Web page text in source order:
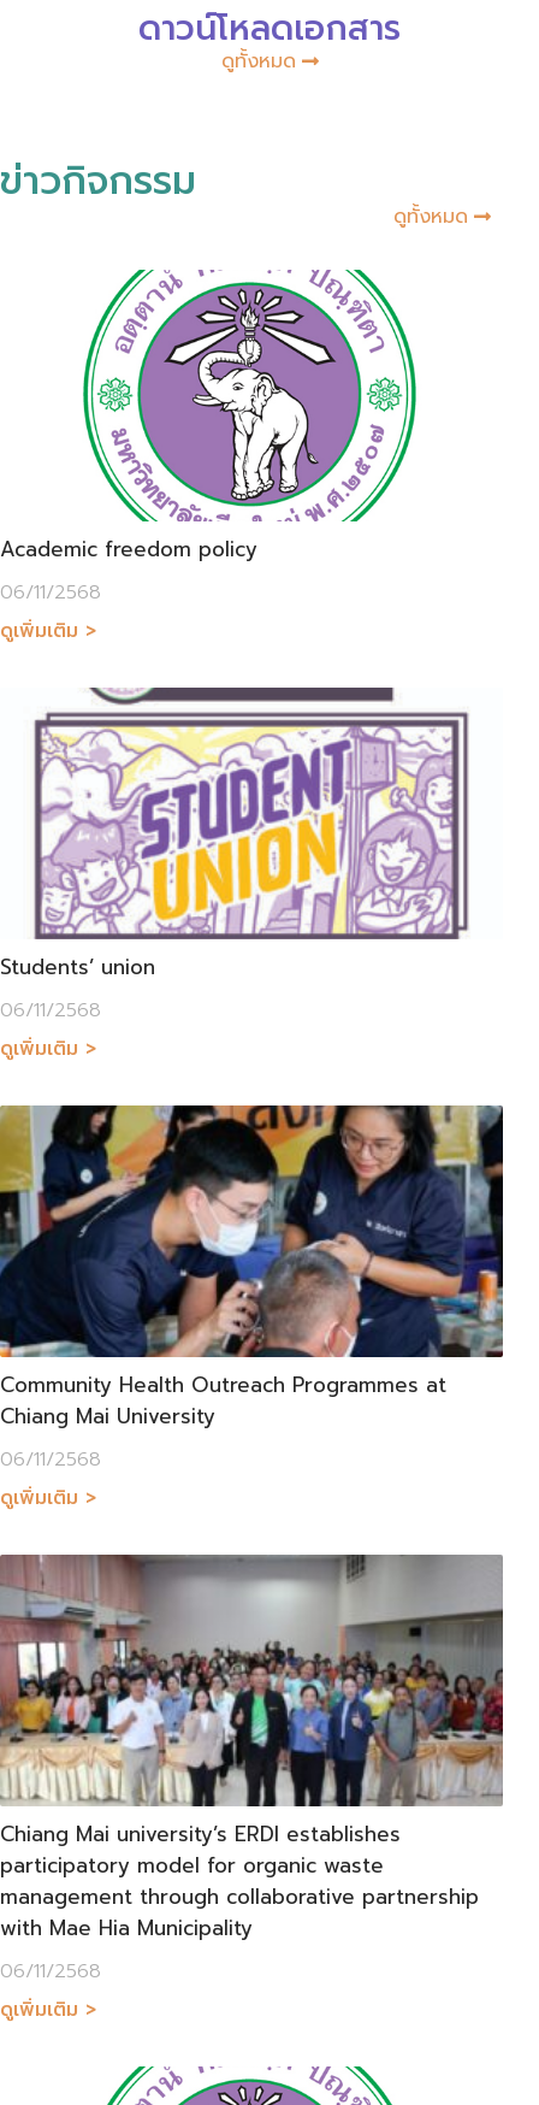
ดาวน์โหลดเอกสาร
ดูทั้งหมด
ข่าวกิจกรรม
ดูทั้งหมด
Academic freedom policy
06/11/2568
ดูเพิ่มเติม >
Students’ union
06/11/2568
ดูเพิ่มเติม >
Community Health Outreach Programmes at
Chiang Mai University
06/11/2568
ดูเพิ่มเติม >
Chiang Mai university’s ERDI establishes
participatory model for organic waste
management through collaborative partnership
with Mae Hia Municipality
06/11/2568
ดูเพิ่มเติม >